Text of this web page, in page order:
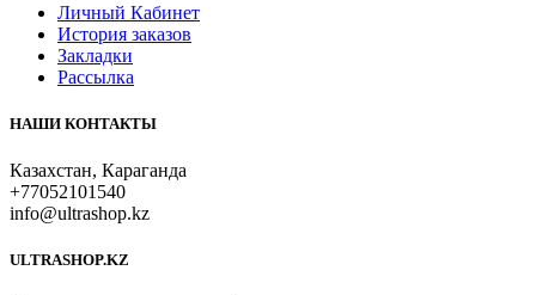
Личный Кабинет
История заказов
Закладки
Рассылка
НАШИ КОНТАКТЫ
Казахстан, Караганда
+77052101540
info@ultrashop.kz
ULTRASHOP.KZ